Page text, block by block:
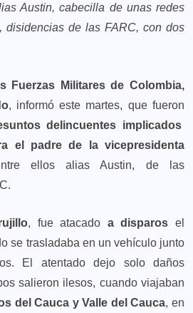
Austin, cabecilla de unas redes
disidencias de las FARC, con dos
Fuerzas Militares de Colombia,
, informó este martes, que fueron
delincuentes implicados
el padre de la vicepresidenta
ellos alias Austin, de las
, fue atacado a disparos el
se trasladaba en un vehículo junto
El atentado dejo solo daños
salieron ilesos, cuando viajaban
del Cauca y Valle del Cauca, en